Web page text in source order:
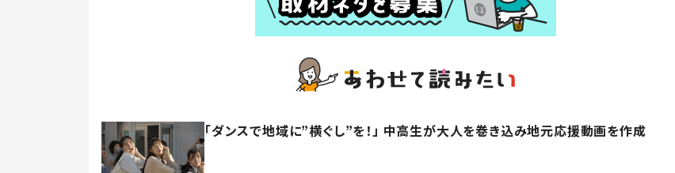
「ダンスで地域に”横ぐし”を！」 中高生が大人を巻き込み地元応援動画を作成